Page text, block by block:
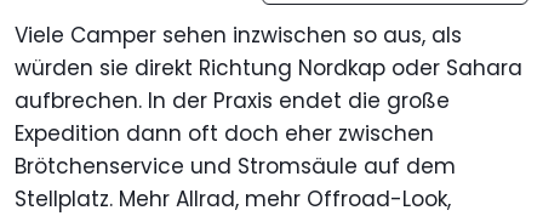
Viele Camper sehen inzwischen so aus, als
würden sie direkt Richtung Nordkap oder Sahara
aufbrechen. In der Praxis endet die große
Expedition dann oft doch eher zwischen
Brötchenservice und Stromsäule auf dem
Stellplatz. Mehr Allrad, mehr Offroad-Look,